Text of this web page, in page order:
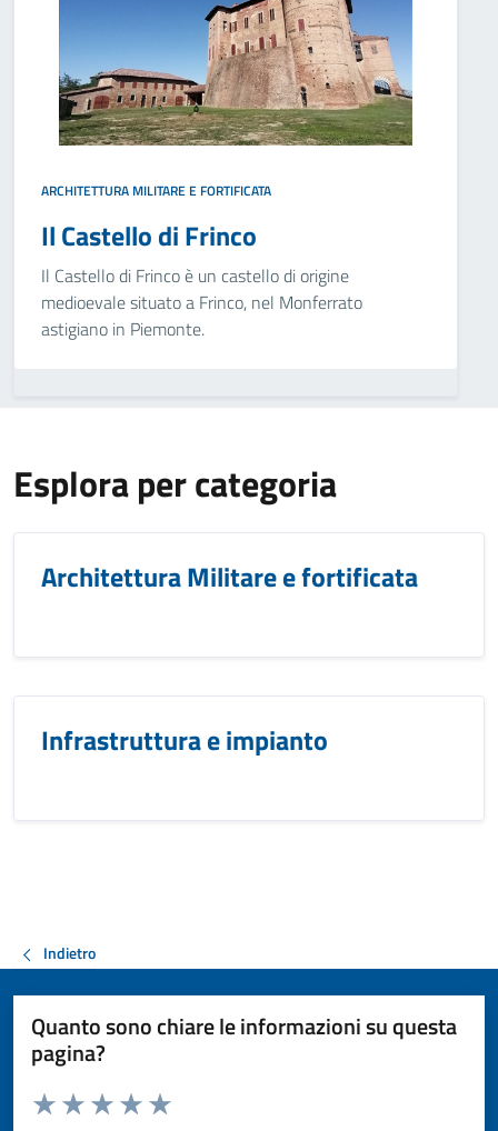
ARCHITETTURA MILITARE E FORTIFICATA
Il Castello di Frinco
Il Castello di Frinco è un castello di origine
medioevale situato a Frinco, nel Monferrato
astigiano in Piemonte.
Esplora per categoria
Architettura Militare e fortificata
Infrastruttura e impianto
Indietro
Quanto sono chiare le informazioni su questa
pagina?
Valuta da 1 a 5 stelle la pagina